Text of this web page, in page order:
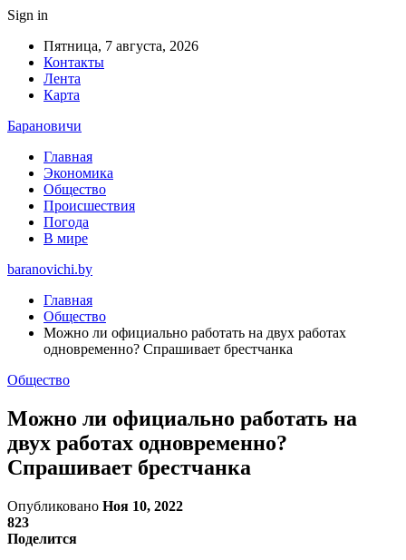
Sign in
Пятница, 7 августа, 2026
Контакты
Лента
Карта
Барановичи
Главная
Экономика
Общество
Происшествия
Погода
В мире
baranovichi.by
Главная
Общество
Можно ли официально работать на двух работах
одновременно? Спрашивает брестчанка
Общество
Можно ли официально работать на
двух работах одновременно?
Спрашивает брестчанка
Опубликовано Ноя 10, 2022
823
Поделится